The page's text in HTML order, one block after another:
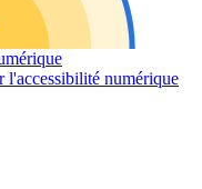
l'accessibilité numérique